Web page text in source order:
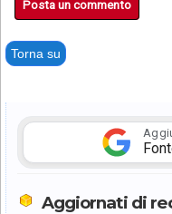
Posta un commento
Torna su
Aggiornati di